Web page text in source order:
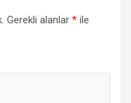
Gerekli alanlar * ile